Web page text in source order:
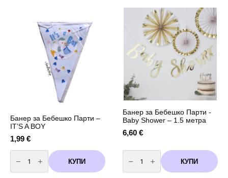
-
Shower
Банер за Бебешко Парти –
IT’S A BOY
1,99 €
количество
за
Банер
за
КУПИ
Банер за Бебешко Парти -
Baby Shower – 1.5 метра
6,60 €
количество
за
Банер
за
КУПИ